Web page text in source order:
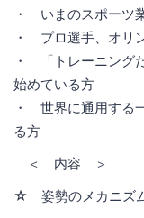
・ いまのスポーツ
・ プロ選手、オリ
・ 「トレーニング
始めている方
・ 世界に通用する
る方
＜ 内容 ＞
☆ 姿勢のメカニズ